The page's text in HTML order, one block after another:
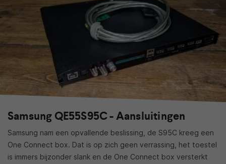
Samsung QE55S95C - Aansluitingen
Samsung nam een opvallende beslissing, de S95C kreeg een
One Connect box. Dat is op zich geen verrassing, het toestel
is immers bijzonder slank en de One Connect box versterkt